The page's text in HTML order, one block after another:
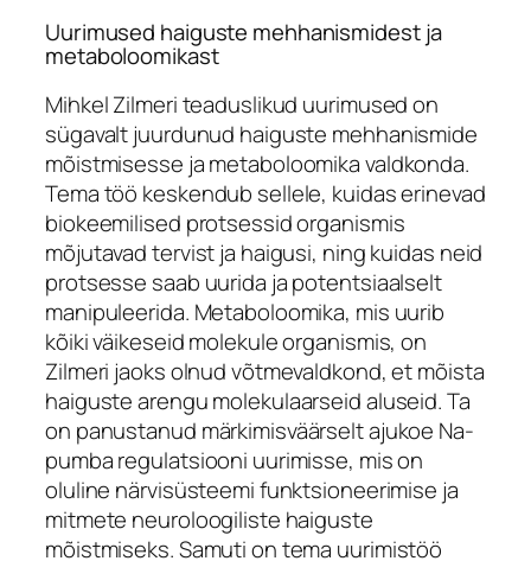
Uurimused haiguste mehhanismidest ja
metaboloomikast
Mihkel Zilmeri teaduslikud uurimused on
sügavalt juurdunud haiguste mehhanismide
mõistmisesse ja metaboloomika valdkonda.
Tema töö keskendub sellele, kuidas erinevad
biokeemilised protsessid organismis
mõjutavad tervist ja haigusi, ning kuidas neid
protsesse saab uurida ja potentsiaalselt
manipuleerida. Metaboloomika, mis uurib
kõiki väikeseid molekule organismis, on
Zilmeri jaoks olnud võtmevaldkond, et mõista
haiguste arengu molekulaarseid aluseid. Ta
on panustanud märkimisväärselt ajukoe Na-
pumba regulatsiooni uurimisse, mis on
oluline närvisüsteemi funktsioneerimise ja
mitmete neuroloogiliste haiguste
mõistmiseks. Samuti on tema uurimistöö